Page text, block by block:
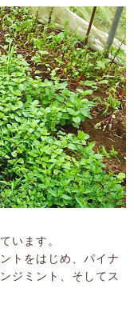
います。
トをはじめ、パイナ
ジミント、そしてス